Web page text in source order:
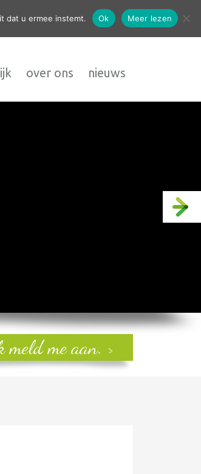
contact
over ons nieuws
meld me aan.
dat u ermee instemt. Ok Meer lezen